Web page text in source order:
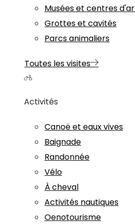
Musées et centres
Grottes et cavités
Parcs animaliers
Toutes les visites
Activités
Canoë et eaux vives
Baignade
Randonnée
Vélo
À cheval
Activités nautiques
Oenotourisme